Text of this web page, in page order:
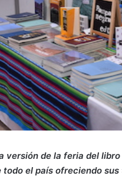
de la feria del
el país ofreciendo sus